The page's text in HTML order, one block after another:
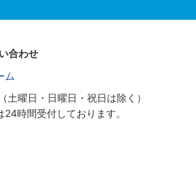
合わせ
ム
曜日・日曜日・祝日は除く）
時間受付しております。